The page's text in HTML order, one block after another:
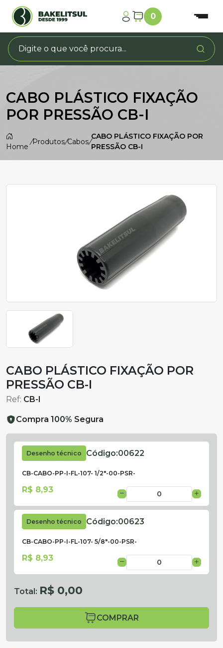
0
CABO PLÁSTICO FIXAÇÃO
POR PRESSÃO CB-I
Home
/Produtos/Cabos/
CABO PLÁSTICO FIXAÇÃO POR
PRESSÃO CB-I
CABO PLÁSTICO FIXAÇÃO POR
PRESSÃO CB-I
Ref: CB-I
Compra 100% Segura
Desenho técnico Código:00622
CB-CABO-PP-I-FL-107- 1/2"-00-PSR-
R$ 8,93
Desenho técnico Código:00623
CB-CABO-PP-I-FL-107- 5/8"-00-PSR-
R$ 8,93
Total: R$ 0,00
COMPRAR